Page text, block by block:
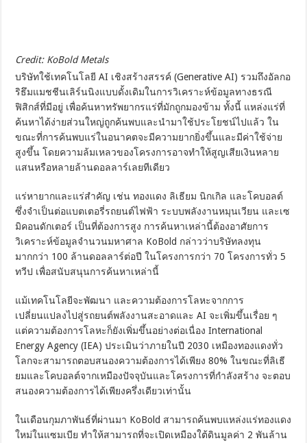
Credit: KoBold Metals
บริษัทใช้เทคโนโลยี AI เชิงสร้างสรรค์ (Generative AI) รวมถึงอัลกอ
ริธึมแมชชีนเลิร์นนิงแบบดั้งเดิมในการวิเคราะห์ข้อมูลทางธรณี
ฟิสิกส์ที่มีอยู่ เพื่อค้นหาทรัพยากรแร่ที่มักถูกมองข้าม ทั้งนี้ แหล่งแร่ที่
ค้นหาได้ง่ายส่วนใหญ่ถูกค้นพบและนำมาใช้ประโยชน์ไปแล้ว ใน
ขณะที่การค้นพบแร่ในอนาคตจะมีความยากยิ่งขึ้นและมีค่าใช้จ่าย
สูงขึ้น โดยความล้มเหลวของโครงการอาจทำให้สูญเสียเงินหลาย
แสนหรือหลายล้านดอลลาร์เลยทีเดียว
แร่หายากและแร่สำคัญ เช่น ทองแดง ลิเธียม นิกเกิล และโคบอลต์
ซึ่งจำเป็นต่อแบตเตอรี่รถยนต์ไฟฟ้า ระบบพลังงานหมุนเวียน และเซ
มิคอนดักเตอร์ เป็นที่ต้องการสูง การค้นหาเหล่านี้ต้องอาศัยการ
วิเคราะห์ข้อมูลจำนวนมหาศาล KoBold กล่าวว่าบริษัทลงทุน
มากกว่า 100 ล้านดอลลาร์ต่อปี ในโครงการกว่า 70 โครงการทั่ว 5
ทวีป เพื่อสนับสนุนการค้นหาเหล่านี้
แม้เทคโนโลยีจะพัฒนา และความต้องการโลหะจากการ
เปลี่ยนแปลงไปสู่รถยนต์พลังงานสะอาดและ AI จะเพิ่มขึ้นเรื่อย ๆ
แต่ความต้องการโลหะก็ยังเพิ่มขึ้นอย่างต่อเนื่อง International
Energy Agency (IEA) ประเมินว่าภายในปี 2030 เหมืองทองแดงทั่ว
โลกจะสามารถตอบสนองความต้องการได้เพียง 80% ในขณะที่ลิเธี
ยมและโคบอลต์จากเหมืองปัจจุบันและโครงการที่กำลังสร้าง จะตอบ
สนองความต้องการได้เพียงครึ่งเดียวเท่านั้น
ในเดือนกุมภาพันธ์ที่ผ่านมา KoBold สามารถค้นพบแหล่งแร่ทองแดง
ใหม่ในแซมเบีย ทำให้สามารถที่จะเปิดเหมืองใต้ดินมูลค่า 2 พันล้าน